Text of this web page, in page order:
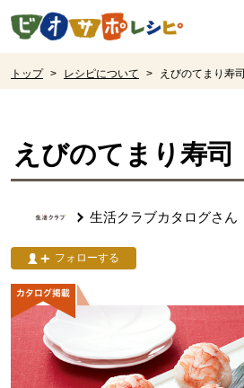
ページの先頭です。
トップ > レシピについて > えびのてまり寿司
えびのてまり寿司
生活クラブカタログさん
フォローする